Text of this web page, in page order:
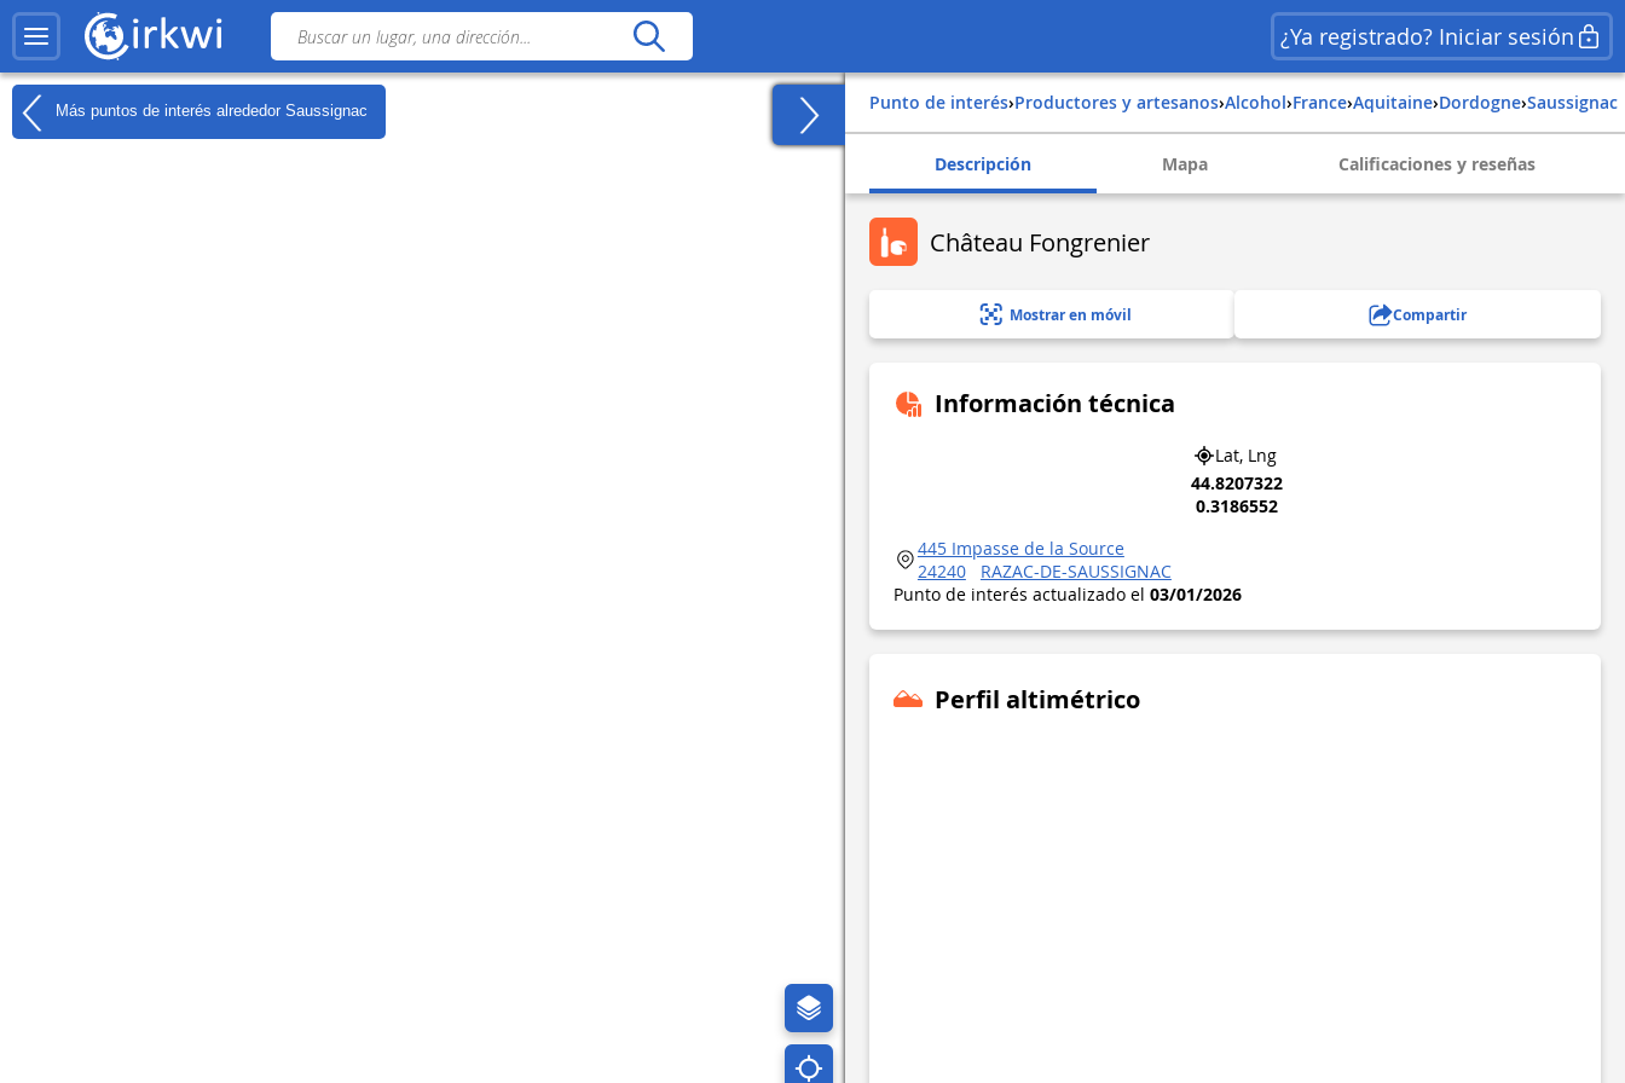
¿Ya registrado? Iniciar sesión
Más puntos de interés alrededor Saussignac Punto de interés› Productores y artesanos› Alcohol› france› aquitaine› dordogne› saussignac
Descripción Mapa Calificaciones y reseñas
Château Fongrenier
Mostrar en móvil Compartir
Información técnica
Lat, Lng
44.8207322
0.3186552
445 Impasse de la Source
24240
RAZAC-DE-SAUSSIGNAC
Punto de interés actualizado el 03/01/2026
Perfil altimétrico